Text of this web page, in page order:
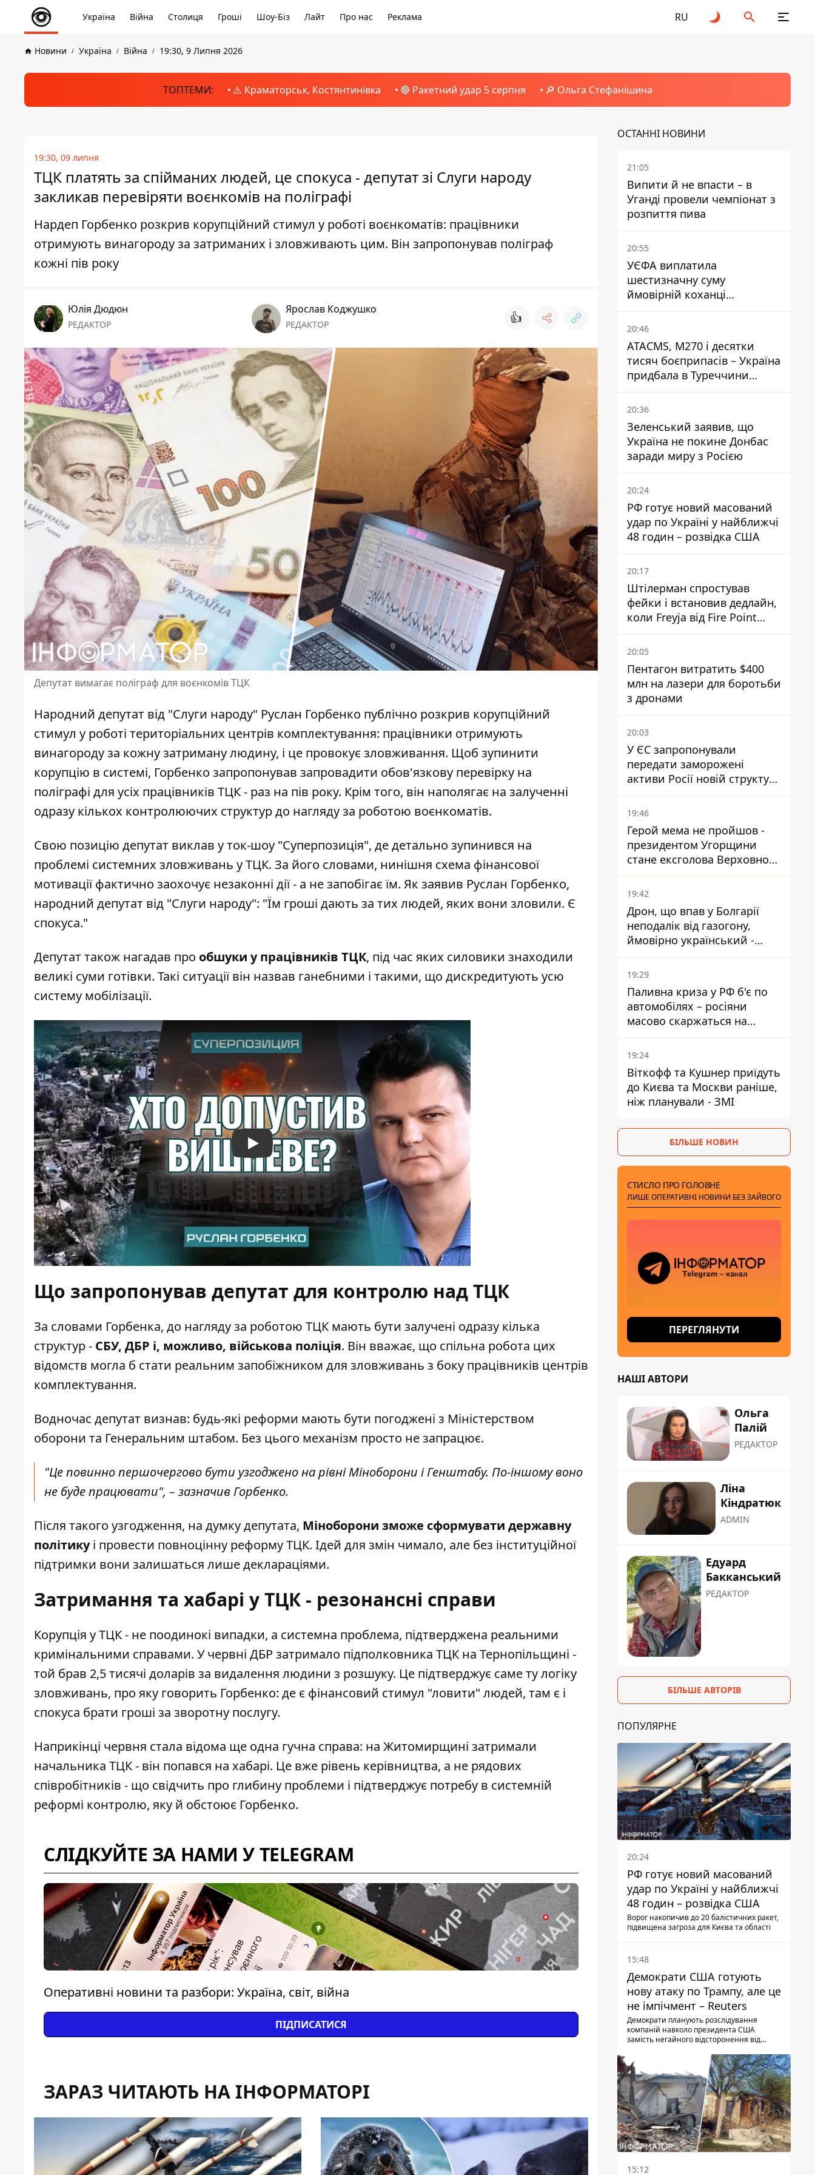
Україна Війна Столиця Гроші Шоу-Біз Лайт Про нас Реклама RU
Новини Україна Війна 19:30, 9 Липня 2026
ТОПТЕМИ: ⚠️ Краматорськ, Костянтинівка 🔴 Ракетний удар 5 серпня 🔎 Ольга Стефанішина
19:30, 09 липня
ТЦК платять за спійманих людей, це спокуса - депутат зі Слуги народу
закликав перевіряти воєнкомів на поліграфі
Нардеп Горбенко розкрив корупційний стимул у роботі воєнкоматів: працівники
отримують винагороду за затриманих і зловживають цим. Він запропонував поліграф
кожні пів року
Юлія Дюдюн
РЕДАКТОР
Ярослав Коджушко
РЕДАКТОР 👍
Депутат вимагає поліграф для воєнкомів ТЦК
Народний депутат від "Слуги народу" Руслан Горбенко публічно розкрив корупційний
стимул у роботі територіальних центрів комплектування: працівники отримують
винагороду за кожну затриману людину, і це провокує зловживання. Щоб зупинити
корупцію в системі, Горбенко запропонував запровадити обов'язкову перевірку на
поліграфі для усіх працівників ТЦК - раз на пів року. Крім того, він наполягає на залученні
одразу кількох контролюючих структур до нагляду за роботою воєнкоматів.
Свою позицію депутат виклав у ток-шоу "Суперпозиція", де детально зупинився на
проблемі системних зловживань у ТЦК. За його словами, нинішня схема фінансової
мотивації фактично заохочує незаконні дії - а не запобігає їм. Як заявив Руслан Горбенко,
народний депутат від "Слуги народу": "Їм гроші дають за тих людей, яких вони зловили. Є
спокуса."
Депутат також нагадав про обшуки у працівників ТЦК, під час яких силовики знаходили
великі суми готівки. Такі ситуації він назвав ганебними і такими, що дискредитують усю
систему мобілізації.
Play
Що запропонував депутат для контролю над ТЦК
За словами Горбенка, до нагляду за роботою ТЦК мають бути залучені одразу кілька
структур - СБУ, ДБР і, можливо, військова поліція. Він вважає, що спільна робота цих
відомств могла б стати реальним запобіжником для зловживань з боку працівників центрів
комплектування.
Водночас депутат визнав: будь-які реформи мають бути погоджені з Міністерством
оборони та Генеральним штабом. Без цього механізм просто не запрацює.
"Це повинно першочергово бути узгоджено на рівні Міноборони і Генштабу. По-іншому воно
не буде працювати", – зазначив Горбенко.
Після такого узгодження, на думку депутата, Міноборони зможе сформувати державну
політикуі провести повноцінну реформу ТЦК. Ідей для змін чимало, але без інституційної
підтримки вони залишаться лише деклараціями.
Затримання та хабарі у ТЦК - резонансні справи
Корупція у ТЦК - не поодинокі випадки, а системна проблема, підтверджена реальними
кримінальними справами. У червні ДБР затримало підполковника ТЦК на Тернопільщині -
той брав 2,5 тисячі доларів за видалення людини з розшуку. Це підтверджує саме ту логіку
зловживань, про яку говорить Горбенко: де є фінансовий стимул "ловити" людей, там є і
спокуса брати гроші за зворотну послугу.
Наприкінці червня стала відома ще одна гучна справа: на Житомирщині затримали
начальника ТЦК- він попався на хабарі. Це вже рівень керівництва, а не рядових
співробітників - що свідчить про глибину проблеми і підтверджує потребу в системній
реформі контролю, яку й обстоює Горбенко.
СЛІДКУЙТЕ ЗА НАМИ У TELEGRAM
Оперативні новини та разбори: Україна, світ, війна
ПІДПИСАТИСЯ
ЗАРАЗ ЧИТАЮТЬ НА ІНФОРМАТОРІ
ОСТАННІ НОВИНИ
21:05
Випити й не впасти – в
Уганді провели чемпіонат з
розпиття пива
20:55
УЄФА виплатила
шестизначну суму
ймовірній коханці
Інфантіно - The Telegraph
20:46
ATACMS, M270 і десятки
тисяч боєприпасів – Україна
придбала в Туреччини
потужний пакет озброєння
20:36
Зеленський заявив, що
Україна не покине Донбас
заради миру з Росією
20:24
РФ готує новий масований
удар по Україні у найближчі
48 годин – розвідка США
20:17
Штілерман спростував
фейки і встановив дедлайн,
коли Freyja від Fire Point
повноцінно запрацює проти
балістики
20:05
Пентагон витратить $400
млн на лазери для боротьби
з дронами
20:03
У ЄС запропонували
передати заморожені
активи Росії новій структурі
блоку
19:46
Герой мема не пройшов -
президентом Угорщини
стане ексголова Верховного
Суду, якого критикував
Орбан
19:42
Дрон, що впав у Болгарії
неподалік від газогону,
ймовірно український -
Міноборони країни
19:29
Паливна криза у РФ б'є по
автомобілях – росіяни
масово скаржаться на
поломки через неякісний
бензин
19:24
Віткофф та Кушнер приїдуть
до Києва та Москви раніше,
ніж планували - ЗМІ
БІЛЬШЕ НОВИН
СТИСЛО ПРО ГОЛОВНЕ
ЛИШЕ ОПЕРАТИВНІ НОВИНИ БЕЗ ЗАЙВОГО
ПЕРЕГЛЯНУТИ
НАШІ АВТОРИ
Ольга
Палій
РЕДАКТОР
Ліна
Кіндратюк
ADMIN
Едуард
Бакканський
РЕДАКТОР
БІЛЬШЕ АВТОРІВ
ПОПУЛЯРНЕ
20:24
РФ готує новий масований
удар по Україні у найближчі
48 годин – розвідка США
Ворог накопичив до 20 балістичних ракет,
підвищена загроза для Києва та області
15:48
Демократи США готують
нову атаку по Трампу, але це
не імпічмент – Reuters
Демократи планують розслідування
компаній навколо президента США
замість негайного відсторонення від
15:12